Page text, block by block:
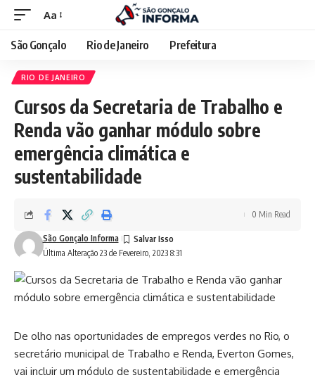
Aa
São Gonçalo Rio de Janeiro Prefeitura
RIO DE JANEIRO
Cursos da Secretaria de Trabalho e
Renda vão ganhar módulo sobre
emergência climática e
sustentabilidade
Última Alteração 23 de Fevereiro, 2023 8:31
São Gonçalo Informa
0 Min Read
De olho nas oportunidades de empregos verdes no Rio, o
secretário municipal de Trabalho e Renda, Everton Gomes,
vai incluir um módulo de sustentabilidade e emergência